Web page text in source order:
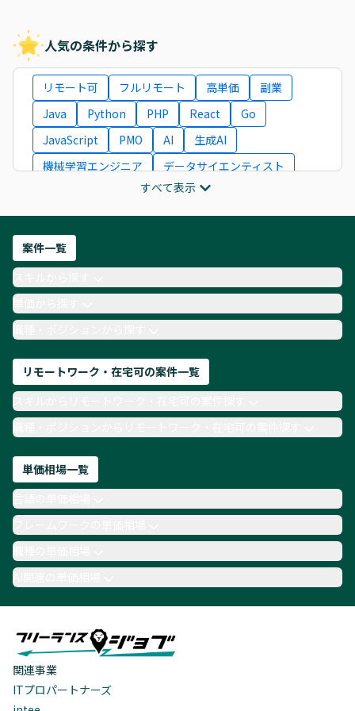
人気の条件から探す
リモート可 フルリモート 高単価
副業
Java
Python PHP React
Go
JavaScript
PMO AI
生成AI
機械学習エンジニア
データサイエンティスト
ITコンサルタント
フロントエンドエンジニア
ネットワークエンジニア
AIエンジニア
Webデザイナー
月収100万円 業務委託
COBOL
Ruby
TypeScript
Laravel AWS
すべて表示
案件一覧
単価から探す
職種・ポジションから探す
リモートワーク・在宅可の案件一覧
職種・ポジションからリモートワーク・在宅可の案件探す
単価相場一覧
職種の単価相場
AI関連の単価相場
関連事業
ITプロパートナーズ